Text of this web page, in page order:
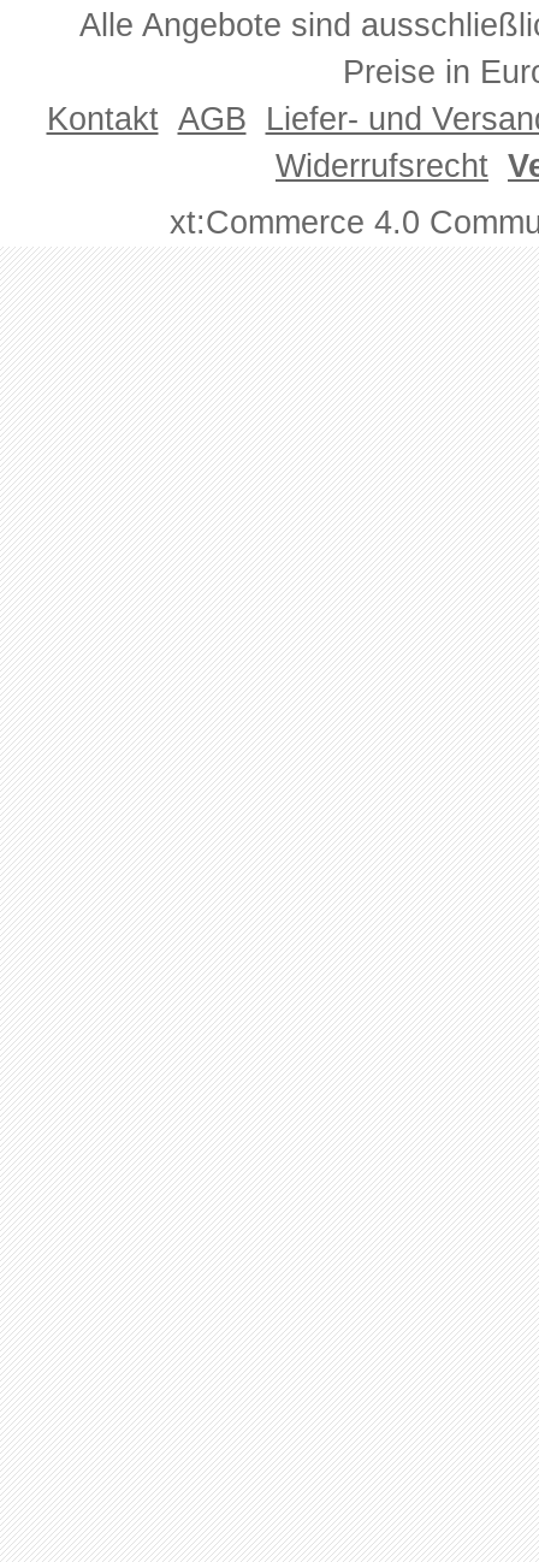
Alle Angebote sind
Preise in
Kontakt AGB
Liefer- und
Widerrufsrecht
xt:Commerce 4.0